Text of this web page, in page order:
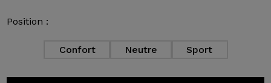
Position :
Confort Neutre Sport